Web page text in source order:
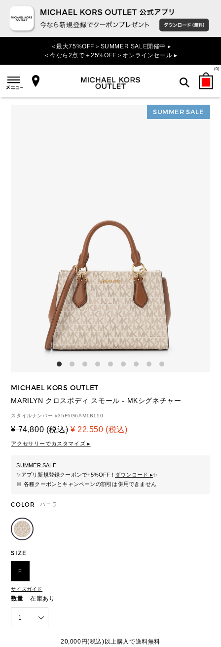
＜最大75%OFF＞SUMMER SALE開催中 ▸
＜今なら2点で＋25%OFF＞オンラインセール ▸
(0)
検索
SUMMER SALE
MICHAEL KORS OUTLET
MARILYN クロスボディ スモール - MKシグネチャー
スタイルナンバー #35F5G6AM1B150
¥ 74,800 (税込) ¥ 22,550 (税込)
アクセサリーでカスタマイズ ▸
SUMMER SALE
✨アプリ新規登録クーポンで+5%OFF ! ダウンロード ▸✨
※ 各種クーポンとキャンペーンの割引は併用できません
COLOR バニラ
SIZE
F
サイズガイド
数量 在庫あり
1
20,000円(税込)以上購入で送料無料